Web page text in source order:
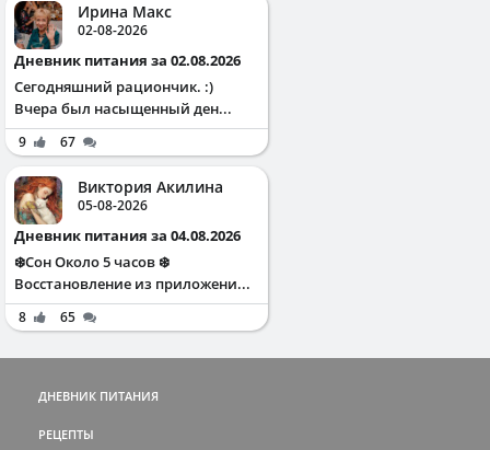
Ирина Макс
02-08-2026
Дневник питания за 02.08.2026
Сегодняшний рациончик. :)
Вчера был насыщенный ден...
9 67
Виктория Акилина
05-08-2026
Дневник питания за 04.08.2026
❄️Сон Около 5 часов ❄️
Восстановление из приложени...
8 65
ДНЕВНИК ПИТАНИЯ
РЕЦЕПТЫ